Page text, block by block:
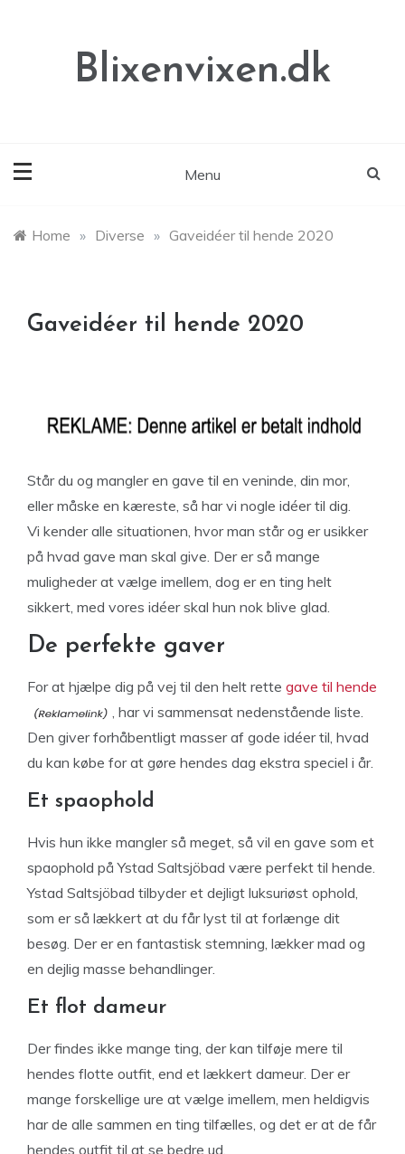
Blixenvixen.dk
Menu
Home » Diverse » Gaveidéer til hende 2020
Gaveidéer til hende 2020
Står du og mangler en gave til en veninde, din mor,
eller måske en kæreste, så har vi nogle idéer til dig.
Vi kender alle situationen, hvor man står og er usikker
på hvad gave man skal give. Der er så mange
muligheder at vælge imellem, dog er en ting helt
sikkert, med vores idéer skal hun nok blive glad.
De perfekte gaver
For at hjælpe dig på vej til den helt rette gave til hende
, har vi sammensat nedenstående liste.
Den giver forhåbentligt masser af gode idéer til, hvad
du kan købe for at gøre hendes dag ekstra speciel i år.
Et spaophold
Hvis hun ikke mangler så meget, så vil en gave som et
spaophold på Ystad Saltsjöbad være perfekt til hende.
Ystad Saltsjöbad tilbyder et dejligt luksuriøst ophold,
som er så lækkert at du får lyst til at forlænge dit
besøg. Der er en fantastisk stemning, lækker mad og
en dejlig masse behandlinger.
Et flot dameur
Der findes ikke mange ting, der kan tilføje mere til
hendes flotte outfit, end et lækkert dameur. Der er
mange forskellige ure at vælge imellem, men heldigvis
har de alle sammen en ting tilfælles, og det er at de får
hendes outfit til at se bedre ud.